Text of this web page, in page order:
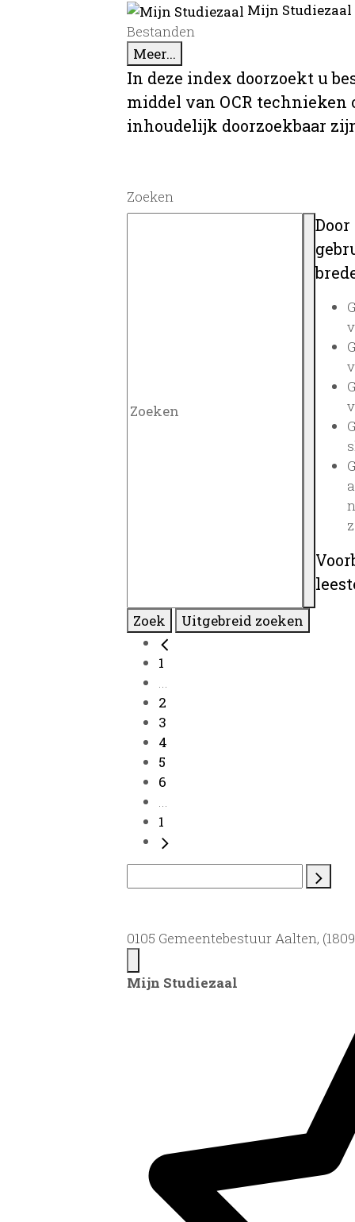
Mijn
Bestanden
Meer...
In deze index doorzoekt u
middel van OCR
inhoudelijk doorzoekbaar
Zoeken
Zoek Uitgebreid zoeken
1
...
2
3
4
5
6
...
1
0105 Gemeentebestuur Aalten,
Mijn Studiezaal